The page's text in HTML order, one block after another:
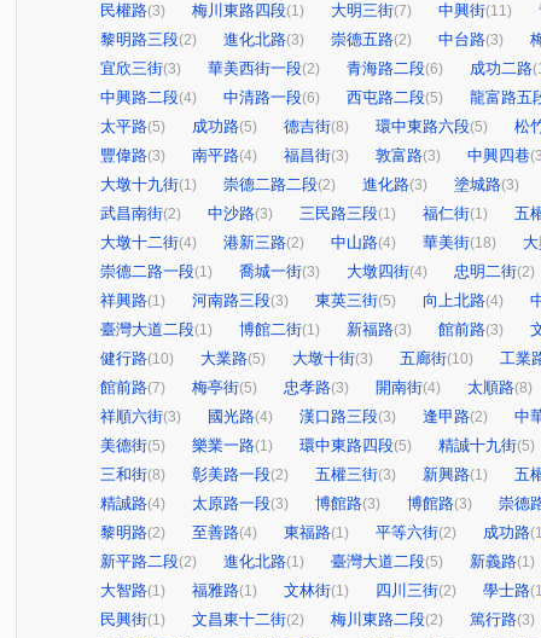
民權路(3) 梅川東路四段(1) 大明三街(7) 中興街(11)
黎明路三段(2) 進化北路(3) 崇德五路(2) 中台路(3)
宜欣三街(3) 華美西街一段(2) 青海路二段(6) 成功二路
中興路二段(4) 中清路一段(6) 西屯路二段(5)
龍富路五
太平路(5) 成功路(5) 德吉街(8) 環中東路六段(5)
松
豐偉路(3) 南平路(4) 福昌街(3) 敦富路(3) 中興四巷
大墩十九街(1) 崇德二路二段(2) 進化路(3) 塗城路(3)
武昌南街(2) 中沙路(3) 三民路三段(1) 福仁街(1)
五
大墩十二街(4) 港新三路(2) 中山路(4) 華美街(18)
崇德二路一段(1) 喬城一街(3) 大墩四街(4) 忠明二街(2)
祥興路(1) 河南路三段(3) 東英三街(5) 向上北路(4)
臺灣大道二段(1) 博館二街(1) 新福路(3) 館前路(3)
健行路(10) 大業路(5) 大墩十街(3) 五廊街(10)
工業
館前路(7) 梅亭街(5) 忠孝路(3) 開南街(4) 太順路(8)
祥順六街(3) 國光路(4) 漢口路三段(3) 逢甲路(2)
中
美德街(5) 樂業一路(1) 環中東路四段(5) 精誠十九街(5)
三和街(8) 彰美路一段(2) 五權三街(3) 新興路(1)
五
精誠路(4) 太原路一段(3) 博館路(3) 博館路(3)
崇德
黎明路(2) 至善路(4) 東福路(1) 平等六街(2) 成功路
新平路二段(2) 進化北路(1) 臺灣大道二段(5) 新義路(1)
大智路(1) 福雅路(1) 文林街(1) 四川三街(2) 學士路
民興街(1) 文昌東十二街(2) 梅川東路二段(2) 篤行路(3)